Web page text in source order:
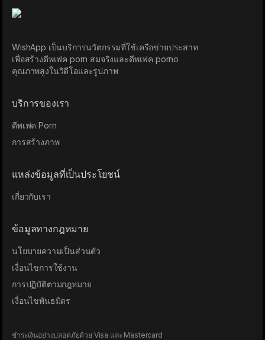
WishApp เป็นบริการนวัตกรรมที่ใช้เครือข่ายประสาท
เพื่อสร้างดีพเฟค porn สมจริงและดีพเฟค porno
คุณภาพสูงในวิดีโอและรูปภาพ
บริการของเรา
ดีพเฟค Porn
การสร้างภาพ
แหล่งข้อมูลที่เป็นประโยชน์
เกี่ยวกับเรา
ข้อมูลทางกฎหมาย
นโยบายความเป็นส่วนตัว
เงื่อนไขการใช้งาน
การปฏิบัติตามกฎหมาย
เงื่อนไขพันธมิตร
ชำระเงินอย่างปลอดภัยด้วย Visa และ Mastercard